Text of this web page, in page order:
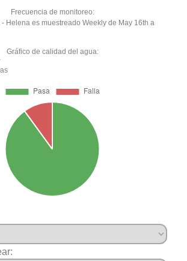
Frecuencia de monitoreo:
Helena es muestreado Weekly de May 16th a
Gráfico de calidad del agua: